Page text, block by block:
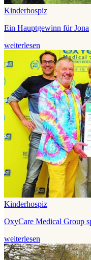
Kinderhospiz
Ein Hauptgewinn für Jona
weiterlesen
Kinderhospiz
OxyCare Medical Group
weiterlesen